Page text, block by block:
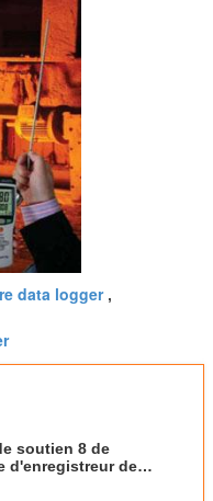
data logger,
soutien 8 de
d'enregistreur de